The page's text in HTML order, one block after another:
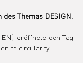
des Themas DESIGN.
eröffnete den Tag
to circularity.